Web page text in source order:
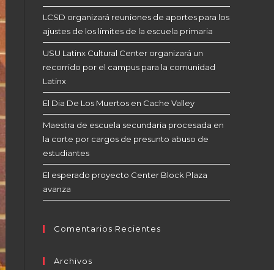
LCSD organizará reuniones de aportes para los
ajustes de los límites de la escuela primaria
USU Latinx Cultural Center organizará un
recorrido por el campus para la comunidad
Latinx
El Dia De Los Muertos en Cache Valley
Maestra de escuela secundaria procesada en
la corte por cargos de presunto abuso de
estudiantes
El esperado proyecto Center Block Plaza
avanza
Comentarios Recientes
Archivos